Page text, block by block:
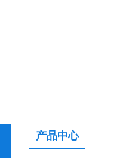
产品中心